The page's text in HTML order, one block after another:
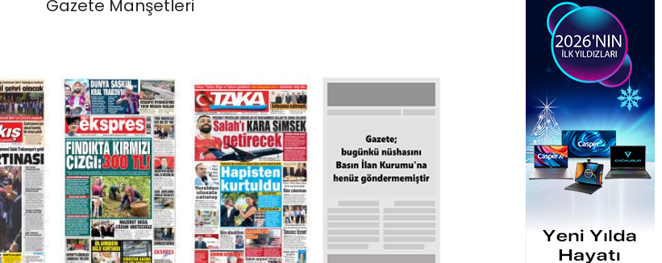
Gazete Manşetleri